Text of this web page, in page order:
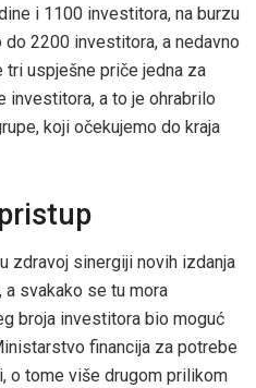
i 1100 investitora, na burzu
do 2200 investitora, a nedavno
tri uspješne priče jedna za
investitora, a to je ohrabrilo
koji očekujemo do kraja
zdravoj sinergiji novih izdanja
svakako se tu mora
broja investitora bio moguć
financija za potrebe
o tome više drugom prilikom